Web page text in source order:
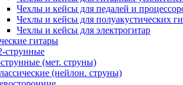
Чехлы и кейсы для педалей и
Чехлы и кейсы для полуакустических
Чехлы и кейсы для электрогитар
гитары
струнные
(мет. струны)
(нейлон. струны)